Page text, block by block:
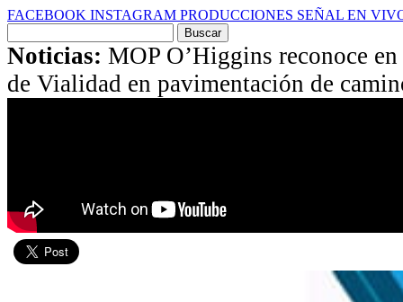
FACEBOOK INSTAGRAM PRODUCCIONES SEÑAL EN
por:
Noticias: MOP O’Higgins reconoce
de Vialidad en pavimentación de